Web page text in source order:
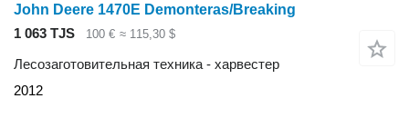
John Deere 1470E Demonteras/Breaking
1 063 TJS
100 € ≈ 115,30 $
Лесозаготовительная техника - харвестер
2012